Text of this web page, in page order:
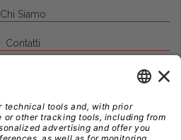
Chi Siamo
Contatti
Note Legali
Privacy